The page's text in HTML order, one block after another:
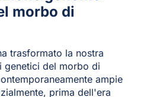
morbo di
trasformato la nostra
genetici del morbo di
ampie
prima dell'era